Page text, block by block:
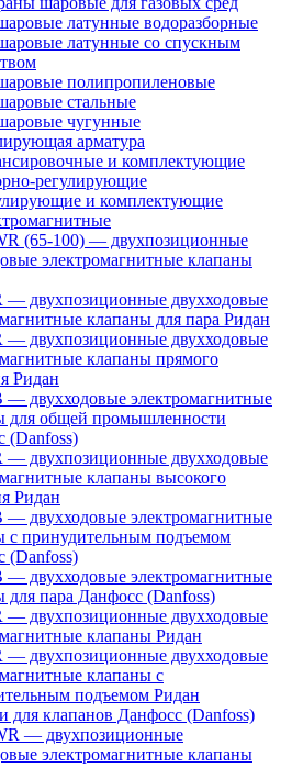
латунные водоразборные
латунные со спускным
полипропиленовые
стальные
чугунные
арматура
и комплектующие
регулирующие
и комплектующие
(65-100) — двухпозиционные
электромагнитные клапаны
— двухпозиционные двухходовые
клапаны для пара Ридан
— двухпозиционные двухходовые
клапаны прямого
Ридан
— двухходовые электромагнитные
для общей промышленности
(Danfoss)
— двухпозиционные двухходовые
клапаны высокого
Ридан
— двухходовые электромагнитные
с принудительным подъемом
(Danfoss)
— двухходовые электромагнитные
для пара Данфосс (Danfoss)
— двухпозиционные двухходовые
клапаны Ридан
— двухпозиционные двухходовые
клапаны с
подъемом Ридан
для клапанов Данфосс (Danfoss)
— двухпозиционные
электромагнитные клапаны